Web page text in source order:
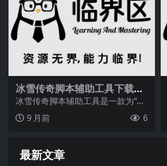
冰雪传奇脚本辅助工具下载！
体验攻50裁决的传奇玩法？
冰雪传奇脚本辅助工具是一款为“冰
雪”系列传奇玩家们打造的辅助工具
这个工具自带挂机...
9 月前 6
最新文章